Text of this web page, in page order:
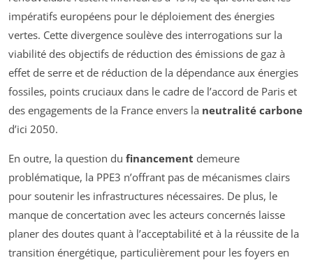
impératifs européens pour le déploiement des énergies
vertes. Cette divergence soulève des interrogations sur la
viabilité des objectifs de réduction des émissions de gaz à
effet de serre et de réduction de la dépendance aux énergies
fossiles, points cruciaux dans le cadre de l’accord de Paris et
des engagements de la France envers la neutralité carbone
d’ici 2050.
En outre, la question du financement demeure
problématique, la PPE3 n’offrant pas de mécanismes clairs
pour soutenir les infrastructures nécessaires. De plus, le
manque de concertation avec les acteurs concernés laisse
planer des doutes quant à l’acceptabilité et à la réussite de la
transition énergétique, particulièrement pour les foyers en